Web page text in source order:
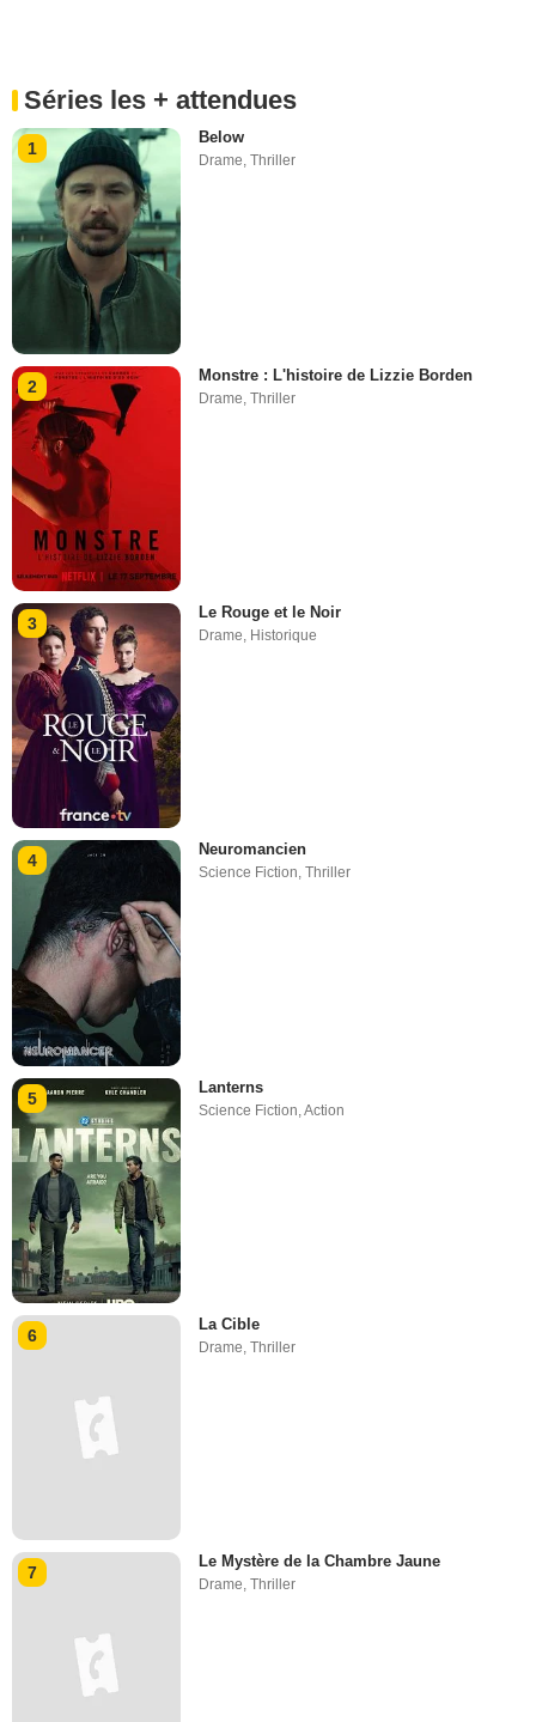
Séries les + attendues
1
Below
Drame,Thriller
2
Monstre : L'histoire de Lizzie Borden
Drame ,Thriller
3
Le Rouge et le Noir
Drame, Historique
4
Neuromancien
Science Fiction,Thriller
5
Lanterns
Science Fiction ,Action
6
La Cible
Drame,Thriller
7
Le Mystère de la Chambre Jaune
Drame,Thriller